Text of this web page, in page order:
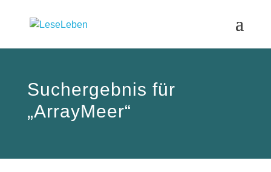
Suchergebnis für
„ArrayMeer“